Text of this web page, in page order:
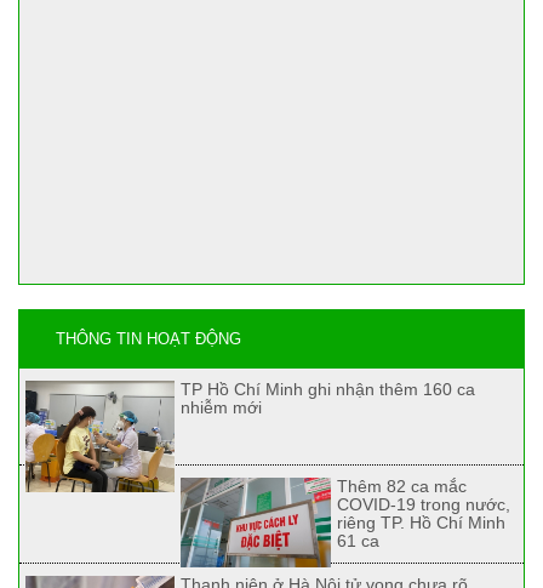
THÔNG TIN HOẠT ĐỘNG
TP Hồ Chí Minh ghi nhận thêm 160 ca
nhiễm mới
Thêm 82 ca mắc
COVID-19 trong nước,
riêng TP. Hồ Chí Minh
61 ca
Thanh niên ở Hà Nội tử vong chưa rõ